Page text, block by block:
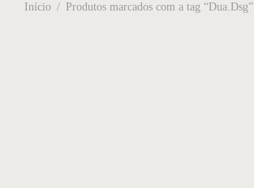
Início / Produtos marcados com a tag “Dua.Dsg”